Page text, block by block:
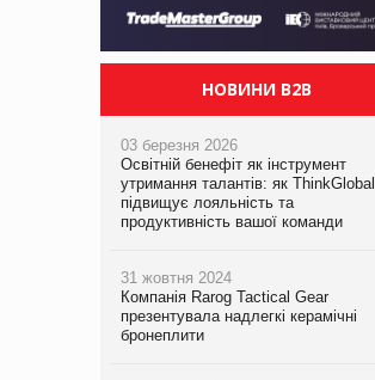
НОВИНИ B2B
03 березня 2026
Освітній бенефіт як інструмент
утримання талантів: як ThinkGlobal
підвищує лояльність та
продуктивність вашої команди
31 жовтня 2024
Компанія Rarog Tactical Gear
презентувала надлегкі керамічні
бронеплити